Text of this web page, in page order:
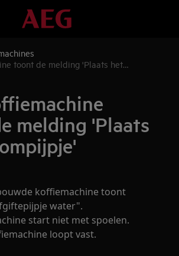
toont de melding 'Plaats het
melding 'Plaats
koffiemachine toont
water".
start niet met spoelen.
loopt vast.